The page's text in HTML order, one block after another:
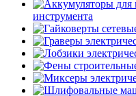
инструмента